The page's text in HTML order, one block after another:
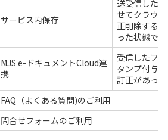
サービス内保存
送受信した
せてクラウ
正削除する
った状態で
MJS e-ドキュメントCloud連
携
受信したフ
タンプ付与
訂正があっ
FAQ（よくある質問)のご利用
問合せフォームのご利用